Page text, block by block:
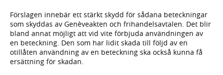
Förslagen innebär ett stärkt skydd för sådana beteckningar
som skyddas av Genèveakten och frihandelsavtalen. Det blir
bland annat möjligt att vid vite förbjuda användningen av
en beteckning. Den som har lidit skada till följd av en
otillåten användning av en beteckning ska också kunna få
ersättning för skadan.